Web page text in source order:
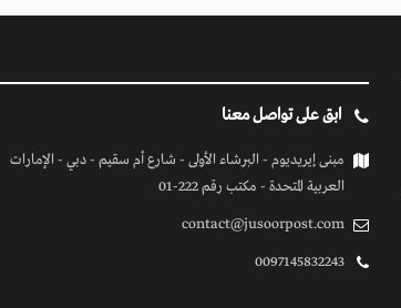
ابق على تواصل معنا
مبنى إيريديوم - البرشاء الأولى - شارع أم سقيم - دبي - الإمارات
العربية المتحدة - مكتب رقم 222-01
contact@jusoorpost.com
0097145832243